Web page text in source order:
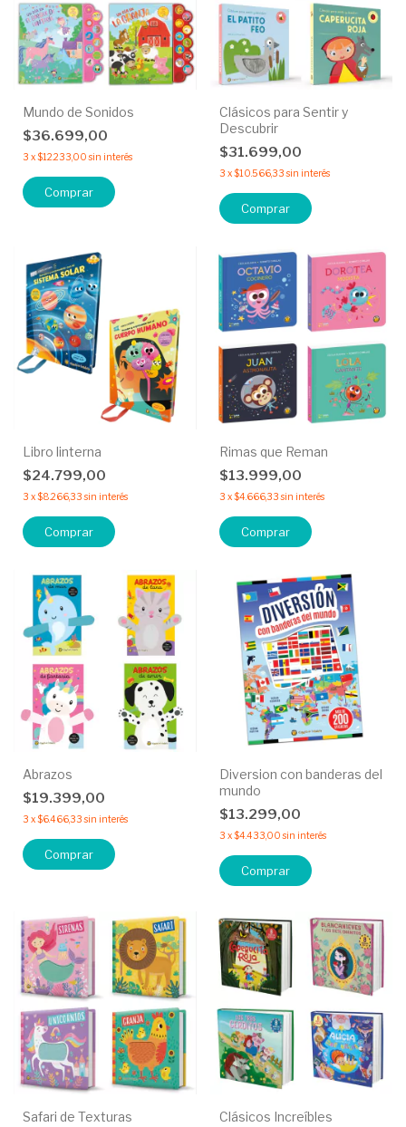
Mundo de Sonidos
$36.699,00
3 x$12.233,00 sin interés
Comprar
Clásicos para Sentir y
Descubrir
$31.699,00
3 x$10.566,33 sin interés
Comprar
Libro linterna
$24.799,00
3 x$8.266,33 sin interés
Comprar
Rimas que Reman
$13.999,00
3 x$4.666,33 sin interés
Comprar
Abrazos
$19.399,00
3 x$6.466,33 sin interés
Comprar
Diversion con banderas del
mundo
$13.299,00
3 x$4.433,00 sin interés
Safari de Texturas Clásicos Increíbles